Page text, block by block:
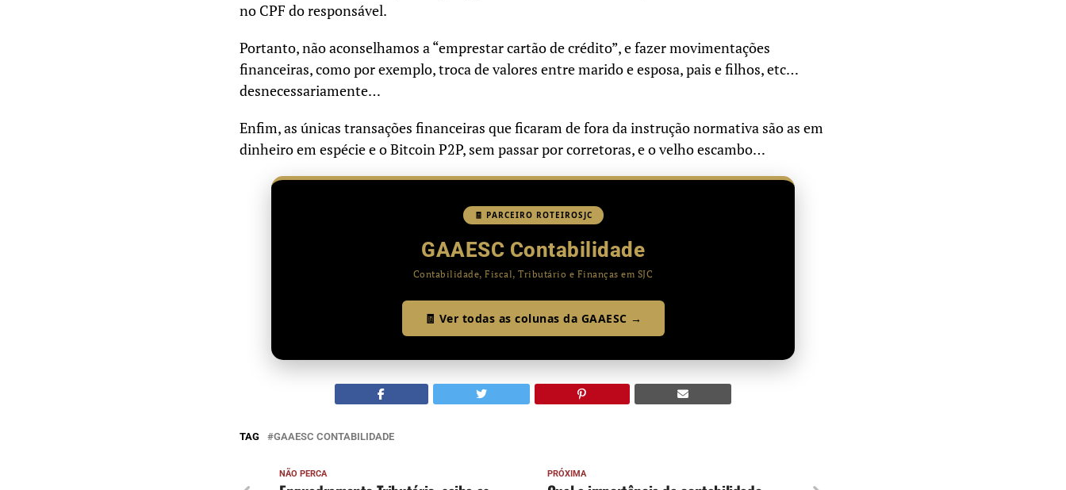
no CPF do responsável.
Portanto, não aconselhamos a “emprestar cartão de crédito”, e fazer movimentações
financeiras, como por exemplo, troca de valores entre marido e esposa, pais e filhos, etc…
desnecessariamente…
Enfim, as únicas transações financeiras que ficaram de fora da instrução normativa são as em
dinheiro em espécie e o Bitcoin P2P, sem passar por corretoras, e o velho escambo…
🧾 PARCEIRO ROTEIROSJC
GAAESC Contabilidade
Contabilidade, Fiscal, Tributário e Finanças em SJC
🧾 Ver todas as colunas da GAAESC →
TAG GAAESC CONTABILIDADE
PRÓXIMA
NÃO PERCA